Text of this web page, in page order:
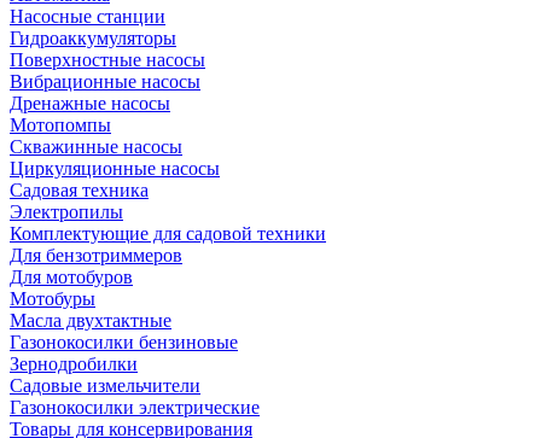
Насосные станции
Гидроаккумуляторы
Поверхностные насосы
Вибрационные насосы
Дренажные насосы
Мотопомпы
Скважинные насосы
Циркуляционные насосы
Садовая техника
Электропилы
Комплектующие для садовой техники
Для бензотриммеров
Для мотобуров
Мотобуры
Масла двухтактные
Газонокосилки бензиновые
Зернодробилки
Садовые измельчители
Газонокосилки электрические
Товары для консервирования